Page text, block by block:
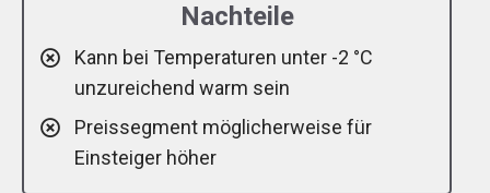
Nachteile
Kann bei Temperaturen unter -2 °C
unzureichend warm sein
Preissegment möglicherweise für
Einsteiger höher